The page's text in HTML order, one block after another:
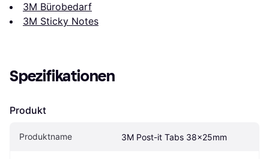
3M Bürobedarf
3M Sticky Notes
Spezifikationen
Produkt
Produktname 3M Post-it Tabs 38x25mm